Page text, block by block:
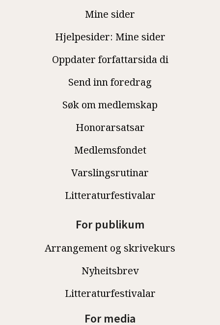
Mine sider
Hjelpesider: Mine sider
Oppdater forfattarsida di
Send inn foredrag
Søk om medlemskap
Honorarsatsar
Medlemsfondet
Varslingsrutinar
Litteraturfestivalar
For publikum
Arrangement og skrivekurs
Nyheitsbrev
Litteraturfestivalar
For media